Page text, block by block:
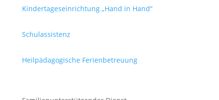
Kindertageseinrichtung „Hand in Hand“
Schulassistenz
Heilpädagogische Ferienbetreuung